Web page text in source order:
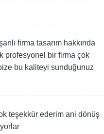
firma tasarım hakkında
profesyonel bir firma çok
bu kaliteyi sunduğunuz
teşekkür ederim ani dönüş